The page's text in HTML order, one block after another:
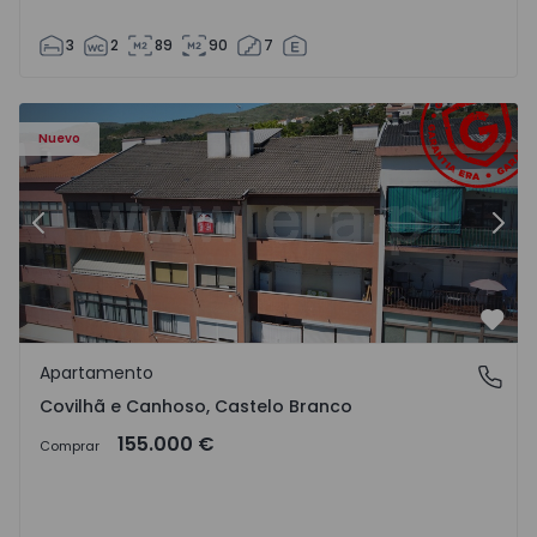
3 2 89 90 7
Nuevo
- 18
Apartamento T2 Covilhã, Covilhã e Canhoso - 1497806 -
Anterior
Covilhã e Canhoso, Castelo Branco
Apartamento
Covilhã e Canhoso, Castelo Branco
Comprar 155.000 €